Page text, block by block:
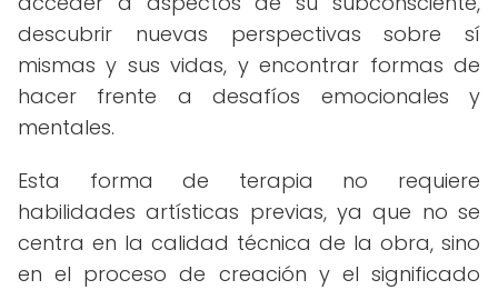
descubrir nuevas perspectivas sobre sí
mismas y sus vidas, y encontrar formas de
hacer frente a desafíos emocionales y
mentales.
Esta forma de terapia no requiere
habilidades artísticas previas, ya que no se
centra en la calidad técnica de la obra, sino
en el proceso de creación y el significado